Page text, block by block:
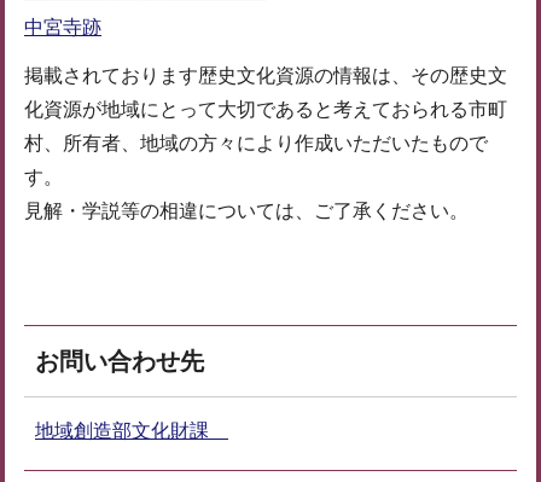
中宮寺跡
掲載されております歴史文化資源の情報は、その歴史文
化資源が地域にとって大切であると考えておられる市町
村、所有者、地域の方々により作成いただいたもので
す。
見解・学説等の相違については、ご了承ください。
お問い合わせ先
地域創造部文化財課